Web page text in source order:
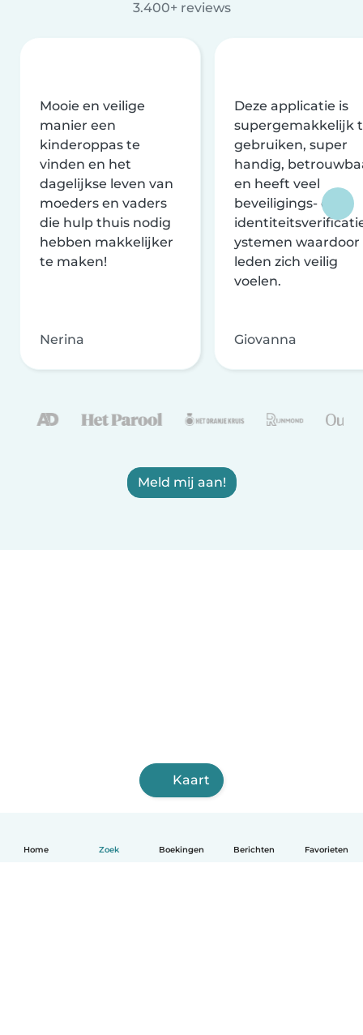
Home Zoek Boekingen Berichten Favorieten
3.400+ reviews
Mooie en veilige
manier een
kinderoppas te
vinden en het
dagelijkse leven van
moeders en vaders
die hulp thuis nodig
hebben makkelijker
te maken!
Nerina
Deze applicatie is
supergemakkelijk
gebruiken, super
handig,
en heeft veel
beveiligings- en
ystemen waardoor
leden zich veilig
voelen.
Giovanna
Meld mij aan!
Kaart